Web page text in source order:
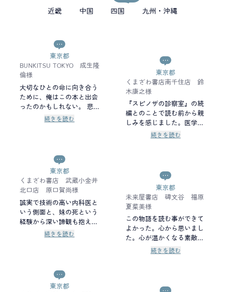
近畿 中国 四国 九州・沖縄
東京都
BUNKITSU TOKYO 成生隆
倫様
大切なひとの命に向き合う
ために、俺はこの本と出会
ったのかもしれない。 悲
しみを忘れることはできな
続きを読む
東京都
くまざわ書店南千住店 鈴
木康之様
『スピノザの診察室』の続
編とのことで読む前から親
しみを感じました。医学用
語がたくさん出てきますが
診察の時の意識がわからな
い患者とも親しみやすく話
かけるシーンに感動しまし
た。医療現場の大変さや手
術の過程でのやりとりを熱
中して読んでいました。前
編にわたり医学小説の極致
を感じました。この親しみ
やすい医学小説をぜひ読ん
続きを読む
東京都
くまざわ書店 武蔵小金井
北口店 原口賀尚様
誠実で技術の高い内科医と
いう側面と、妹の死という
経験から深い諦観も抱える
影の部分が、共存して表現
続きを読む
東京都
未来屋書店 碑文谷 福原
夏菜美様
この物語を読む事ができて
よかった。心から思いまし
た。心が温かくなる素敵な
続きを読む
東京都